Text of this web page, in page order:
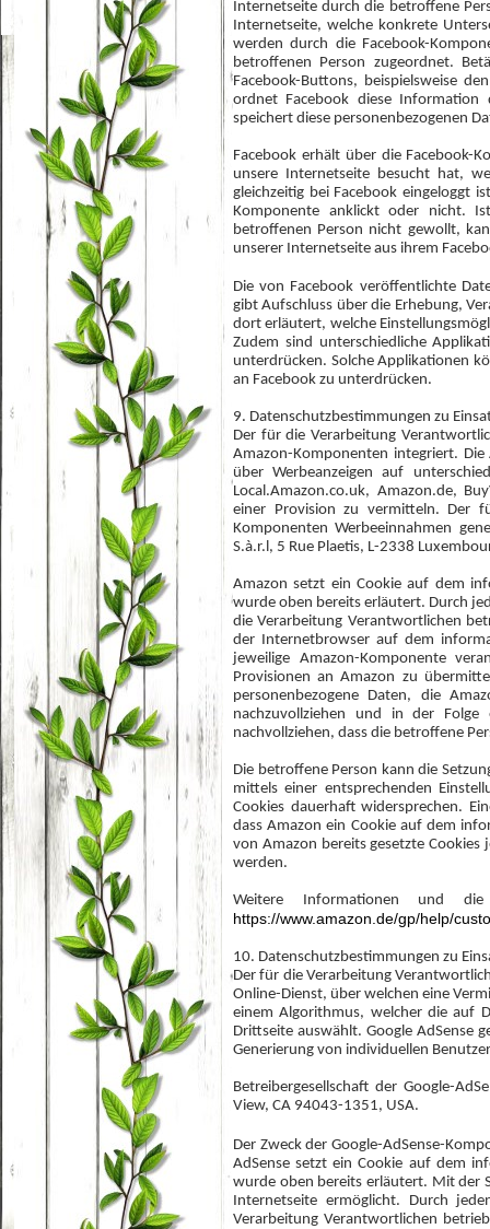
Internetseite durch die betroffene
Internetseite, welche konkrete
werden durch die Facebook-
betroffenen Person zugeordnet.
Facebook-Buttons, beispielsweise
ordnet Facebook diese Information
speichert diese personenbezogenen
Facebook erhält über die Facebook-
unsere Internetseite besucht hat,
gleichzeitig bei Facebook eingeloggt
Komponente anklickt oder nicht.
betroffenen Person nicht gewollt,
unserer Internetseite aus ihrem
Die von Facebook veröffentlichte
gibt Aufschluss über die Erhebung,
dort erläutert, welche
Zudem sind unterschiedliche
unterdrücken. Solche Applikationen
an Facebook zu unterdrücken.
9. Datenschutzbestimmungen zu
Der für die Verarbeitung
Amazon-Komponenten integriert.
über Werbeanzeigen auf
Local.Amazon.co.uk, Amazon.de,
einer Provision zu vermitteln. Der
Komponenten Werbeeinnahmen
S.à.r.l, 5 Rue Plaetis, L-2338
Amazon setzt ein Cookie auf dem
wurde oben bereits erläutert. Durch
die Verarbeitung Verantwortlichen
der Internetbrowser auf dem
jeweilige Amazon-Komponente
Provisionen an Amazon zu
personenbezogene Daten, die
nachzuvollziehen und in der Folge
nachvollziehen, dass die betroffene
Die betroffene Person kann die
mittels einer entsprechenden
Cookies dauerhaft widersprechen.
dass Amazon ein Cookie auf dem
von Amazon bereits gesetzte
werden.
Weitere Informationen und die
https://www.amazon.de/gp/help/
10. Datenschutzbestimmungen zu
Der für die Verarbeitung
Online-Dienst, über welchen eine
einem Algorithmus, welcher die auf
Drittseite auswählt. Google AdSense
Generierung von individuellen
Betreibergesellschaft der Google-
View, CA 94043-1351, USA.
Der Zweck der Google-AdSense-
AdSense setzt ein Cookie auf dem
wurde oben bereits erläutert. Mit der
Internetseite ermöglicht. Durch
Verarbeitung Verantwortlichen